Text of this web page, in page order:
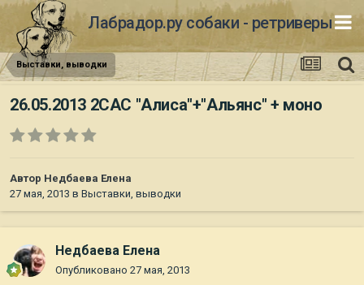
Лабрадор.ру собаки - ретриверы
Выставки, выводки
26.05.2013 2САС "Алиса"+"Альянс" + моно
Автор Недбаева Елена
27 мая, 2013 в Выставки, выводки
Недбаева Елена
Опубликовано 27 мая, 2013